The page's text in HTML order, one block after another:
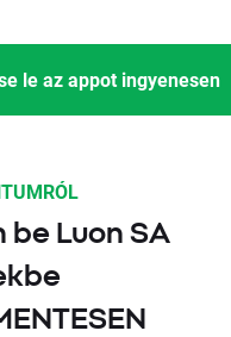
le az appot ingyenesen
be Luon SA